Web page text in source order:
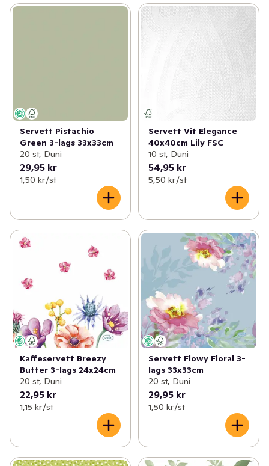
Servett Pistachio
Green 3-lags 33x33cm
20 st, Duni
29,95 kr
1,50 kr /st
Servett Vit Elegance
40x40cm Lily FSC
10 st, Duni
54,95 kr
5,50 kr /st
Kaffeservett Breezy
Butter 3-lags 24x24cm
20 st, Duni
22,95 kr
1,15 kr /st
Servett Flowy Floral 3-
lags 33x33cm
20 st, Duni
29,95 kr
1,50 kr /st